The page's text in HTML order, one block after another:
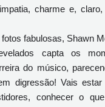
charme e,
fabulosas, Shawn
capta os
do músico,
digressão! Vais
conhecer o